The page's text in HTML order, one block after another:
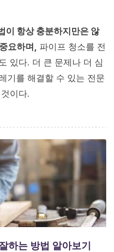
이 항상 충분하지만은 않
요하며,
파이프 청소를 전
있다. 더 큰 문제나 더 심
기를 해결할 수 있는 전문
이다.
하는 방법 알아보기